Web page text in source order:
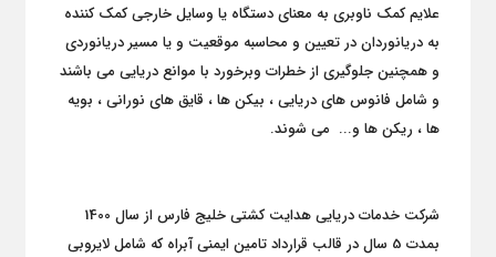
علایم کمک ناوبری به معنای دستگاه یا وسایل خارجی کمک کننده
به دریانوردان در تعیین و محاسبه موقعیت و یا مسیر دریانوردی
و همچنین جلوگیری از خطرات وبرخورد با موانع دریایی می باشند
و شامل فانوس های دریایی ، بیکن ها ، قایق های نورانی ، بویه
ها ، ریکن ها و... می شوند.
شرکت خدمات دریایی هدایت کشتی خلیج فارس از سال 1400
بمدت 5 سال در قالب قرارداد تامین ایمنی آبراه که شامل لایروبی